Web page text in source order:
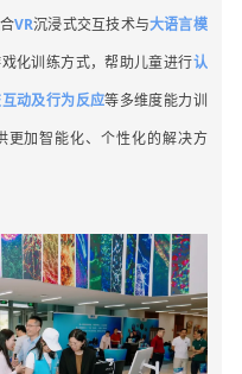
VR沉浸式交互技术与大语言模
化训练方式，帮助儿童进行认
动及行为反应等多维度能力训
更加智能化、个性化的解决方